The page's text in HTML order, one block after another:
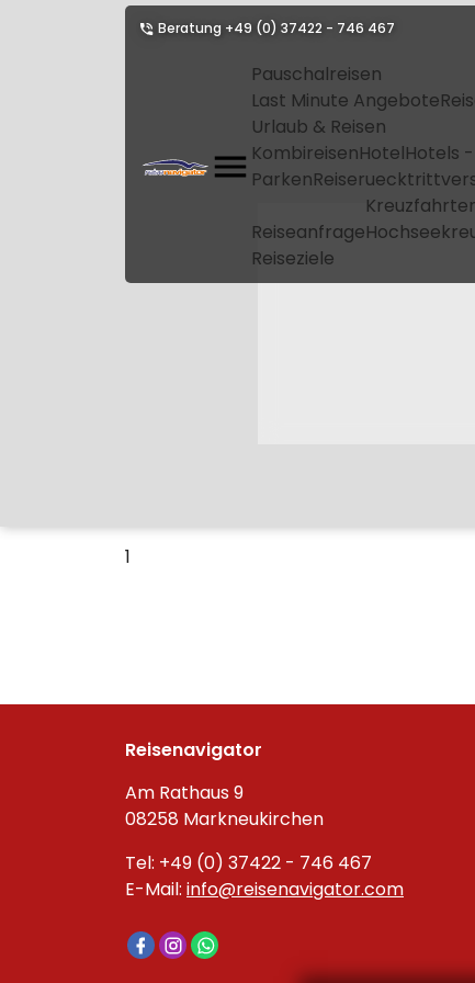
Beratung +49 (0) 37422 - 746 467
Pauschalreisen
Last Minute Angebote
Urlaub & Reisen
KombireisenHotelHotels
Parken
Reiseanfrage
Reiseziele
1
Reisenavigator
Am Rathaus 9
08258 Markneukirchen
Tel: +49 (0) 37422 - 746 467
E-Mail: info@reisenavigator.com